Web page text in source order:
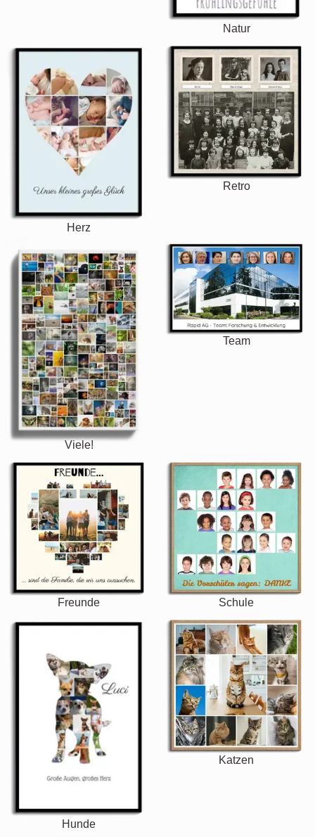
Natur
Herz
Retro
Viele!
Team
Freunde Schule
Hunde
Katzen